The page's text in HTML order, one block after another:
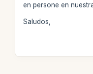
en persone en
Saludos,